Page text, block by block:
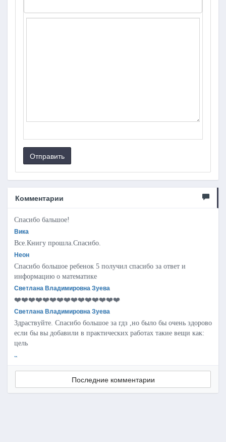
Отправить
Комментарии
Спасибо бальшое!
Вика
Все.Книгу прошла.Спасибо.
Неон
Спасибо большое ребенок 5 получил спасибо за ответ и
информацию о математике
Светлана Владимировна Зуева
❤️❤️❤️❤️❤️❤️❤️❤️❤️❤️❤️❤️❤️❤️❤️
Светлана Владимировна Зуева
Здраствуйте. Спасибо большое за гдз ,но было бы очень здорово
если бы вы добавили в практических работах такие вещи как:
цель
..
Последние комментарии